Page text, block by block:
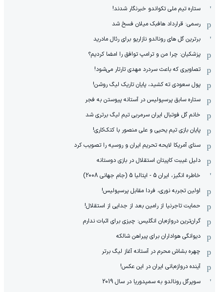
ستاره تیم ملی تکواندو خبرنگار شدند!
رسمی: قرارداد هافبک میلان فسخ شد
برترین گل های رونالدو نازاریو برای رئال مادرید
پزشکیان: چرا من و ترامپ توافق را امضا کردیم؟
تصاویری که باعث سردرد مهدی تارتار می‌شود!
پول سعودی ته کشید، پایان تاریک لیگ روشن!
ستاره سابق پرسپولیس در آستانه پیوستن به فجر
خانم گل فوتبال ایران سرمربی تیم لیگ برتری شد
پایان بازی تیم یحیی و علی منصور با کتک‌کاری!
سنای آمریکا لایحه تحریم ایران و روسیه را تصویب کرد
دلیل غیبت کاپیتان استقلال در بازی دوستانه
خاطره انگیز، ایران 5 - ایتالیا 5 (جام جهانی 2008)
اولین تجربه نوری، فردا مقابل پرسپولیس!
حمایت تاجرنیا از رامین بعد از جدایی از استقلال!
گران‌ترین دروازه‌بان انگلیس: چیزی برای اثبات ندارم
دیوانگی هواداران برای پیراهن شالکه
چهره بشاش محرم در آستانه آغاز لیگ برتر
آینده دروازه‌بانی ایران در این عکس!
سوپرگل رونالدو به سمپدوریا در سال 2019